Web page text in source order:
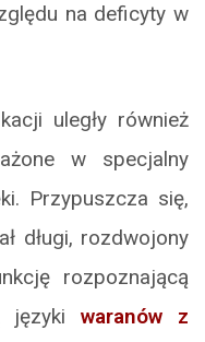
na deficyty w
uległy również
w specjalny
Przypuszcza się,
długi, rozdwojony
rozpoznającą
językiwaranów z